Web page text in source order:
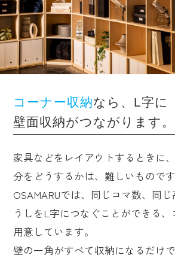
コーナー収納なら、L字に
壁面収納がつながります。
家具などをレイアウトするときに
分をどうするかは、難しいものです
OSAMARUでは、同じコマ数、同
うしをL字につなぐことができる
用意しています。
壁の一角がすべて収納になるだけ